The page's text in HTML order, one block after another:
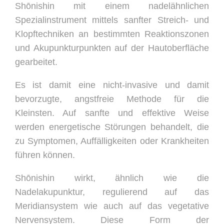
Shōnishin mit einem nadelähnlichen
Spezialinstrument mittels sanfter Streich- und
Klopftechniken an bestimmten Reaktionszonen
und Akupunkturpunkten auf der Hautoberfläche
gearbeitet.
Es ist damit eine nicht-invasive und damit
bevorzugte, angstfreie Methode für die
Kleinsten. Auf sanfte und effektive Weise
werden energetische Störungen behandelt, die
zu Symptomen, Auffälligkeiten oder Krankheiten
führen können.
Shōnishin wirkt, ähnlich wie die
Nadelakupunktur, regulierend auf das
Meridiansystem wie auch auf das vegetative
Nervensystem. Diese Form der